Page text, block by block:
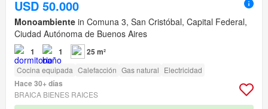
USD 50.000
Monoambiente in Comuna 3, San Cristóbal, Capital Federal,
Ciudad Autónoma de Buenos Aires
1 1 25 m²
Cocina equipada Calefacción Gas natural Electricidad
Hace 30+ días
BRAICA BIENES RAICES